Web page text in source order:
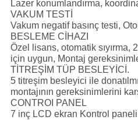
Lazer konumlandırma,
VAKUM TESTİ
Vakum negatif basınç testi,
BESLEME CİHAZI
Özel lisans, otomatik sıyırma,
için uygun, Montaj
TİTREŞİM TÜP BESLEYİCİ.
5 titreşim besleyici ile
montajının gereksinimlerini
CONTROI PANEL
7 inç LCD ekran Kontrol